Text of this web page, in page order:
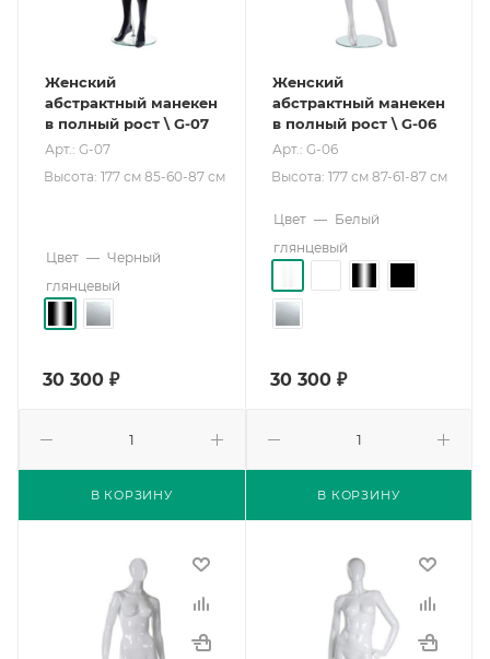
Женский
абстрактный манекен
в полный рост \ G-07
Арт.: G-07
Высота: 177 см 85-60-87 см
В КОРЗИНУ
Цвет — Черный
глянцевый
30 300 ₽
Женский
абстрактный манекен
в полный рост \ G-06
Арт.: G-06
Высота: 177 см 87-61-87 см
В КОРЗИНУ
Цвет — Белый
глянцевый
30 300₽